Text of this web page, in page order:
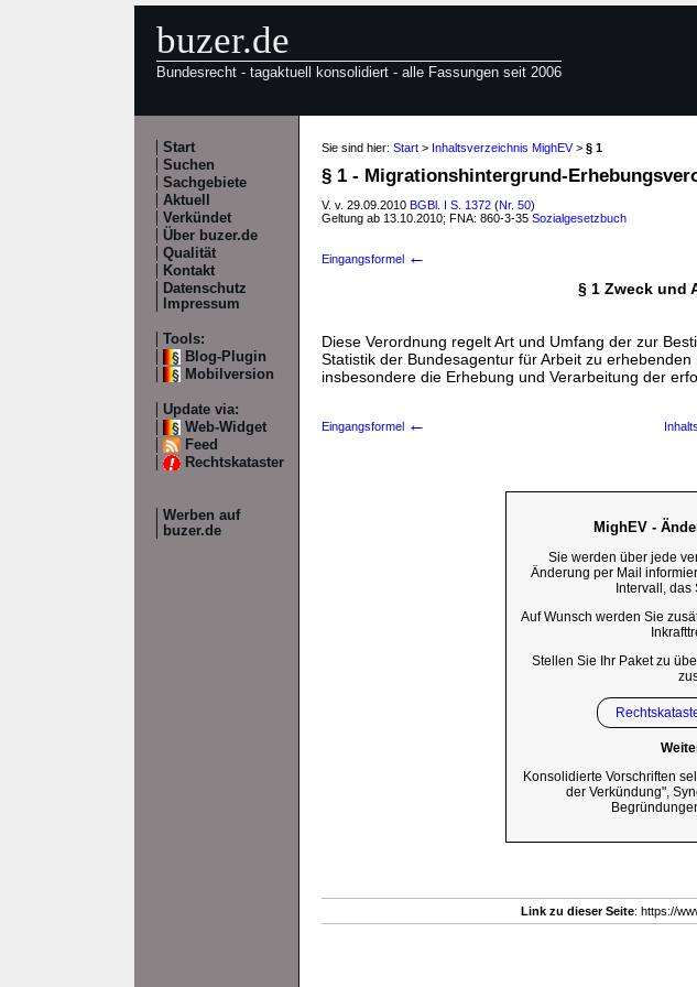
buzer.de
Bundesrecht - tagaktuell konsolidiert - alle Fassungen seit 2006
Start
Suchen
Sachgebiete
Aktuell
Verkündet
Über buzer.de
Qualität
Kontakt
Datenschutz
Impressum
Tools:
Blog-Plugin
Mobilversion
Update via:
Web-Widget
Feed
Rechtskataster
Werben auf
buzer.de
Sie sind hier: Start > Inhaltsverzeichnis MighEV> § 1
§ 1 - Migrationshintergrund-
V. v. 29.09.2010 BGBl. I S. 1372 (Nr. 50)
Geltung ab 13.10.2010; FNA: 860-3-35 Sozialgesetzbuch
Eingangsformel ←
§ 1 Zweck und
Diese Verordnung regelt Art und Umfang der zur
Statistik der Bundesagentur für Arbeit zu
insbesondere die Erhebung und Verarbeitung der
Eingangsformel ←
MighEV -
Sie werden über jede
Änderung per Mail
Intervall,
Auf Wunsch werden Sie
Stellen Sie Ihr Paket zu
Konsolidierte Vorschriften
der Verkündung",
Link zu dieser Seite: https://